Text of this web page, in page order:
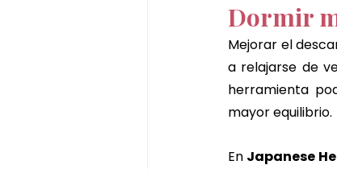
Dormir
Mejorar el
a relajarse de
herramienta
mayor equilibrio.
En Japanese